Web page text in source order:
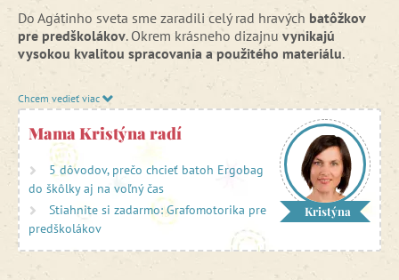
Do Agátinho sveta sme zaradili celý rad hravých batôžkov
pre predškolákov. Okrem krásneho dizajnu vynikajú
vysokou kvalitou spracovania a použitého materiálu.
Všetky naše
batohy pre predškolákov
majú ergonomicky
tvarovaný chrbát, priedušné polstrovanie a nastaviteľné
ramenné popruhy. Batôžky pre predškolákov sú
jednokomorové, doplnené predným vreckom a dvomi
postrannými elastickými vreckami, kam sa pohodlne zmestí
pollitrová fľaša na pitie a ďalšie maličkosti.
Detské batohymajú okrem chrbtovej výstuže a
nastaviteľných popruhov
veľké množstvo reflexných plôch
a tak sú batôžky vhodné aj pre menších školáčov na
školské výlety alebo záujmové krúžky.
Chcem vedieť viac
Mama Kristýna radí
5 dôvodov, prečo chcieť batoh Ergobag
do škôlky aj na voľný čas
Stiahnite si zadarmo: Grafomotorika pre
predškolákov
Kristýna